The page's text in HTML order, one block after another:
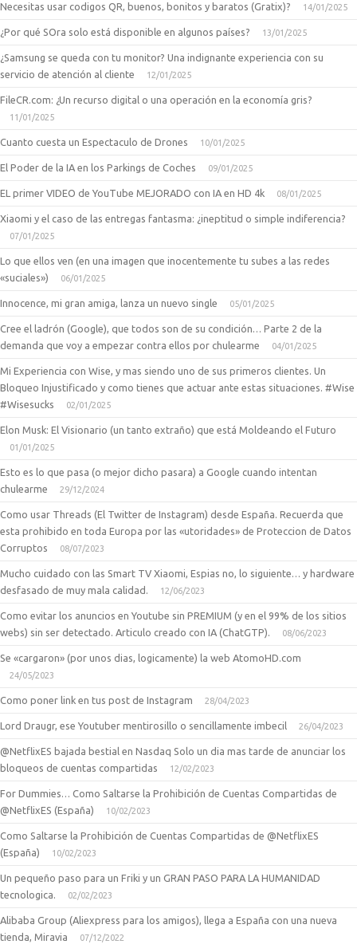
Necesitas usar codigos QR, buenos, bonitos y baratos (Gratix)? 14/01/2025
¿Por qué SOra solo está disponible en algunos países? 13/01/2025
¿Samsung se queda con tu monitor? Una indignante experiencia con su
servicio de atención al cliente
12/01/2025
FileCR.com: ¿Un recurso digital o una operación en la economía gris?
11/01/2025
Cuanto cuesta un Espectaculo de Drones 10/01/2025
El Poder de la IA en los Parkings de Coches 09/01/2025
EL primer VIDEO de YouTube MEJORADO con IA en HD 4k 08/01/2025
Xiaomi y el caso de las entregas fantasma: ¿ineptitud o simple indiferencia?
07/01/2025
Lo que ellos ven (en una imagen que inocentemente tu subes a las redes
«suciales»)
06/01/2025
Innocence, mi gran amiga, lanza un nuevo single 05/01/2025
Cree el ladrón (Google), que todos son de su condición… Parte 2 de la
demanda que voy a empezar contra ellos por chulearme
04/01/2025
Mi Experiencia con Wise, y mas siendo uno de sus primeros clientes. Un
Bloqueo Injustificado y como tienes que actuar ante estas situaciones. #Wise
#Wisesucks
02/01/2025
Elon Musk: El Visionario (un tanto extraño) que está Moldeando el Futuro
01/01/2025
Esto es lo que pasa (o mejor dicho pasara) a Google cuando intentan
chulearme
29/12/2024
Como usar Threads (El Twitter de Instagram) desde España. Recuerda que
esta prohibido en toda Europa por las «utoridades» de Proteccion de Datos
Corruptos
08/07/2023
Mucho cuidado con las Smart TV Xiaomi, Espias no, lo siguiente… y hardware
desfasado de muy mala calidad.
12/06/2023
Como evitar los anuncios en Youtube sin PREMIUM (y en el 99% de los sitios
webs) sin ser detectado. Articulo creado con IA (ChatGTP).
08/06/2023
Se «cargaron» (por unos dias, logicamente) la web AtomoHD.com
24/05/2023
Como poner link en tus post de Instagram 28/04/2023
Lord Draugr, ese Youtuber mentirosillo o sencillamente imbecil 26/04/2023
@NetflixES bajada bestial en Nasdaq Solo un dia mas tarde de anunciar los
bloqueos de cuentas compartidas
12/02/2023
For Dummies… Como Saltarse la Prohibición de Cuentas Compartidas de
@NetflixES (España)
10/02/2023
Como Saltarse la Prohibición de Cuentas Compartidas de @NetflixES
(España)
10/02/2023
Un pequeño paso para un Friki y un GRAN PASO PARA LA HUMANIDAD
tecnologica.
02/02/2023
Alibaba Group (Aliexpress para los amigos), llega a España con una nueva
tienda, Miravia
07/12/2022